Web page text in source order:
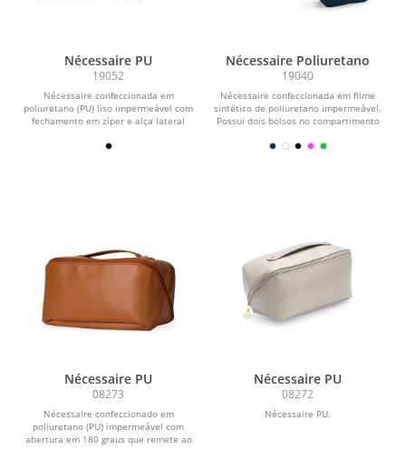
Nécessaire PU
19052
Nécessaire confeccionada em
poliuretano (PU) liso impermeável com
fechamento em zíper e alça lateral
Nécessaire Poliuretano
19040
Nécessaire confeccionada em filme
sintético de poliuretano impermeável.
Possui dois bolsos no compartimento
Nécessaire PU
08273
Nécessaire confeccionado em
poliuretano (PU) impermeável com
abertura em 180 graus que remete ao
Nécessaire PU
08272
Nécessaire PU.